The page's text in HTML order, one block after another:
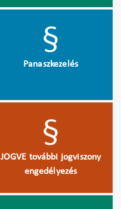
Panaszkezelés
JOGVE további jogviszony
engedélyezés